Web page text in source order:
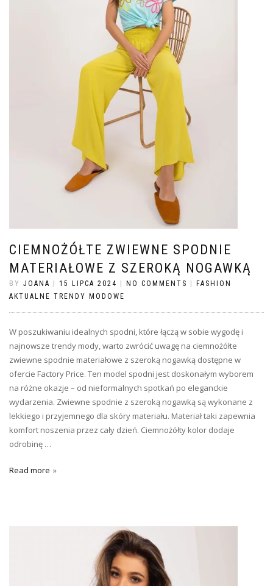
CIEMNOŻÓŁTE ZWIEWNE SPODNIE
MATERIAŁOWE Z SZEROKĄ NOGAWKĄ
BY JOANA 15 LIPCA 2024 NO COMMENTS
FASHION
AKTUALNE TRENDY MODOWE
W poszukiwaniu idealnych spodni, które łączą w sobie wygodę i
najnowsze trendy mody, warto zwrócić uwagę na ciemnożółte
zwiewne spodnie materiałowe z szeroką nogawką dostępne w
ofercie Factory Price. Ten model spodni jest doskonałym wyborem
na różne okazje – od nieformalnych spotkań po eleganckie
wydarzenia. Zwiewne spodnie z szeroką nogawką są wykonane z
lekkiego i przyjemnego dla skóry materiału. Materiał taki zapewnia
komfort noszenia przez cały dzień. Ciemnożółty kolor dodaje
odrobinę …
Read more